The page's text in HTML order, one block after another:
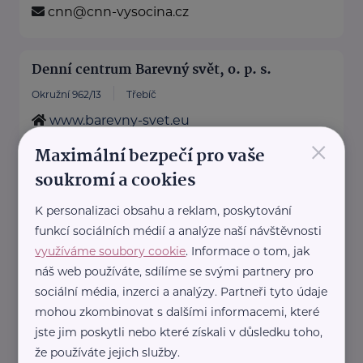
cnn@cnn-vysocina.cz
Denní centrum Barevný svět, o. p. s.
Okružní 962/13 Třebíč
www.barevny-svet.eu
barevny-svet@barevny-svet.eu
Denní rehabilitační stacionář pro tělesně a
mentálně postižené Třebíč
Družstevní 1079 Třebíč
www.stacionar-trebic.cz
×
Maximální bezpečí pro vaše
soukromí a cookies
K personalizaci obsahu a reklam, poskytování
funkcí sociálních médií a analýze naší návštěvnosti
využíváme soubory cookie. Informace o tom, jak
náš web používáte, sdílíme se svými partnery pro
sociální média, inzerci a analýzy. Partneři tyto údaje
mohou zkombinovat s dalšími informacemi, které
jste jim poskytli nebo které získali v důsledku toho,
že používáte jejich služby.